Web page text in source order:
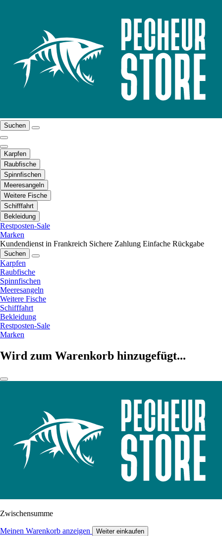
Suchen
Karpfen
Raubfische
Spinnfischen
Meeresangeln
Weitere Fische
Schifffahrt
Bekleidung
Restposten-Sale
Marken
Kundendienst in Frankreich Sichere Zahlung Einfache Rückgabe
Suchen
Karpfen
Raubfische
Spinnfischen
Meeresangeln
Weitere Fische
Schifffahrt
Bekleidung
Restposten-Sale
Marken
Wird zum Warenkorb hinzugefügt...
Zwischensumme
Meinen Warenkorb anzeigen Weiter einkaufen